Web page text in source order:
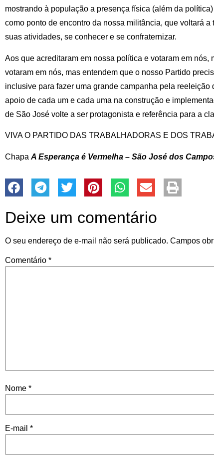
mostrando à população a presença física (além da
como ponto de encontro da nossa militância, que voltará
suas atividades, se conhecer e se confraternizar.
Aos que acreditaram em nossa política e votaram em nós,
votaram em nós, mas entendem que o nosso Partido
inclusive para fazer uma grande campanha pela reeleição
apoio de cada um e cada uma na construção e
de São José volte a ser protagonista e referência para a
VIVA O PARTIDO DAS TRABALHADORAS E DOS
Chapa A Esperança é Vermelha – São José dos
Deixe um comentário
O seu endereço de e-mail não será publicado. Campos
Comentário *
Nome *
E-mail *